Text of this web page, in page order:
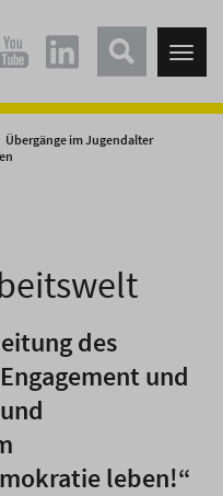
Übergänge im Jugendalter
des
und
leben!“